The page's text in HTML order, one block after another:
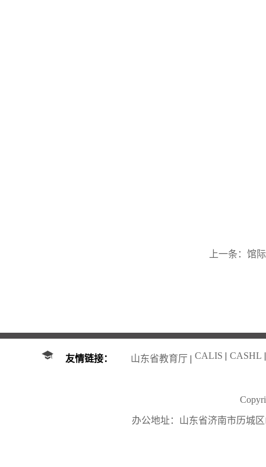
上一条： 馆
友情链接： 山东省教育厅 | CALIS | CASHL |
办公地址：山东省济南市历城区